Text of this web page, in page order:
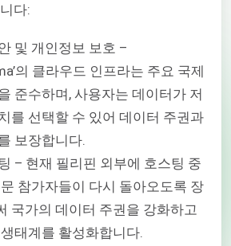
다:
및 개인정보 보호 –
의 클라우드 인프라는 주요 국제
준수하며, 사용자는 데이터가 저
를 선택할 수 있어 데이터 주권과
보장합니다.
– 현재 필리핀 외부에 호스팅 중
참가자들이 다시 돌아오도록 장
국가의 데이터 주권을 강화하고
태계를 활성화합니다.